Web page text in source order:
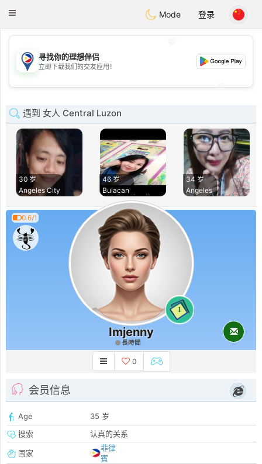
PhilippinesChat
Toggle
Mode 登录
💖
💕
寻找你的理想伴侣
立即下载我们的交友应用！
遇到 女人 Central Luzon
30 岁
Angeles City
46 岁
Bulacan
34 岁
Angeles
0.6/1
1
Imjenny
長時間
0
会员信息
Age
35 岁
搜索
认真的关系
国家
菲律
賓